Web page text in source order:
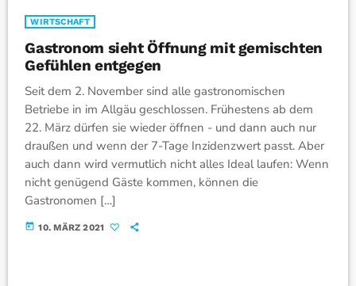
WIRTSCHAFT
Gastronom sieht Öffnung mit gemischten
Gefühlen entgegen
Seit dem 2. November sind alle gastronomischen
Betriebe in im Allgäu geschlossen. Frühestens ab dem
22. März dürfen sie wieder öffnen - und dann auch nur
draußen und wenn der 7-Tage Inzidenzwert passt. Aber
auch dann wird vermutlich nicht alles Ideal laufen: Wenn
nicht genügend Gäste kommen, können die
Gastronomen […]
today 10. MÄRZ 2021